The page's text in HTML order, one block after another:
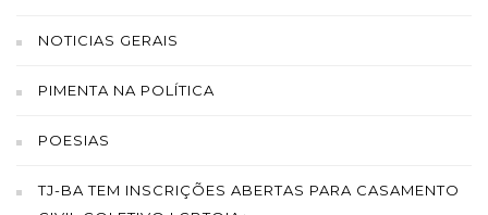
NOTICIAS GERAIS
PIMENTA NA POLÍTICA
POESIAS
TJ-BA TEM INSCRIÇÕES ABERTAS PARA CASAMENTO